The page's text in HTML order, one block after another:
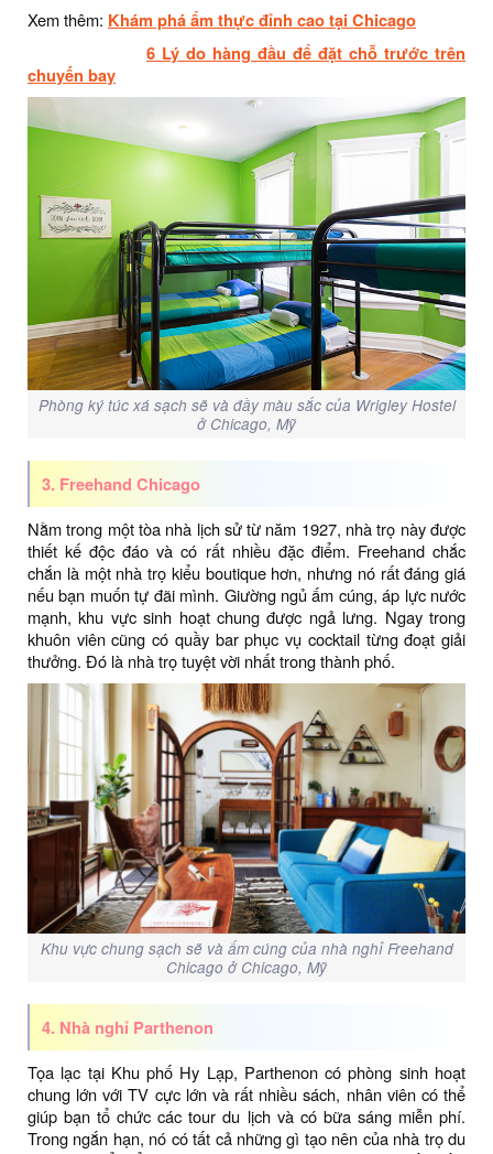
Xem thêm: Khám phá ẩm thực đỉnh cao tại Chicago
6 Lý do hàng đầu để đặt chỗ trước trên
chuyến bay
Phòng ký túc xá sạch sẽ và đầy màu sắc của Wrigley Hostel
ở Chicago, Mỹ
3. Freehand Chicago
Nằm trong một tòa nhà lịch sử từ năm 1927, nhà trọ này được
thiết kế độc đáo và có rất nhiều đặc điểm. Freehand chắc
chắn là một nhà trọ kiểu boutique hơn, nhưng nó rất đáng giá
nếu bạn muốn tự đãi mình. Giường ngủ ấm cúng, áp lực nước
mạnh, khu vực sinh hoạt chung được ngả lưng. Ngay trong
khuôn viên cũng có quầy bar phục vụ cocktail từng đoạt giải
thưởng. Đó là nhà trọ tuyệt vời nhất trong thành phố.
Khu vực chung sạch sẽ và ấm cúng của nhà nghỉ Freehand
Chicago ở Chicago, Mỹ
4. Nhà nghỉ Parthenon
Tọa lạc tại Khu phố Hy Lạp, Parthenon có phòng sinh hoạt
chung lớn với TV cực lớn và rất nhiều sách, nhân viên có thể
giúp bạn tổ chức các tour du lịch và có bữa sáng miễn phí.
Trong ngắn hạn, nó có tất cả những gì tạo nên của nhà trọ du